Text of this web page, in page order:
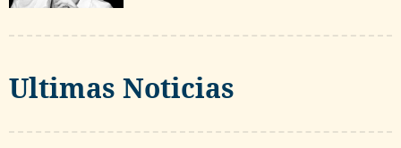
Ultimas Noticias